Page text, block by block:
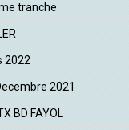
tranche
2022
2021
BD FAYOL